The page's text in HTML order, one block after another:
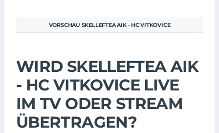
VORSCHAU SKELLEFTEA AIK - HC VITKOVICE
WIRD SKELLEFTEA AIK
- HC VITKOVICE LIVE
IM TV ODER STREAM
ÜBERTRAGEN?